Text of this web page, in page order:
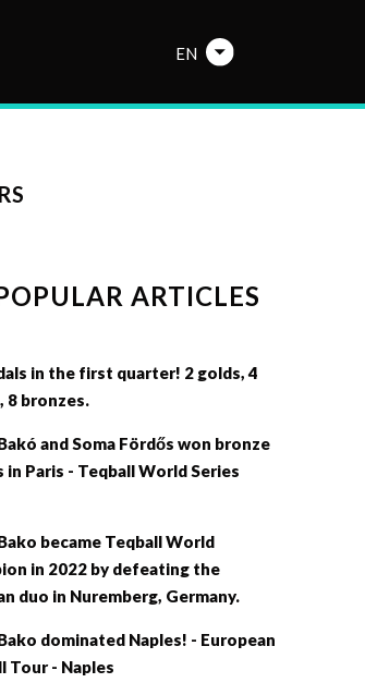
EN
ARTICLES
in the first quarter! 2 golds, 4
8 bronzes.
and Soma Fördős won bronze
in Paris - Teqball World Series
became Teqball World
in 2022 by defeating the
duo in Nuremberg, Germany.
dominated Naples! - European
Tour - Naples